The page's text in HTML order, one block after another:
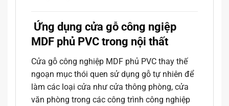
Ứng dụng cửa gỗ công ngiệp
MDF phủ PVC trong nội thất
Cửa gỗ công nghiệp MDF phủ PVC thay thế
ngoạn mục thói quen sử dụng gỗ tự nhiên để
làm các loại cửa như cửa thông phòng, cửa
văn phòng trong các công trình công nghiệp